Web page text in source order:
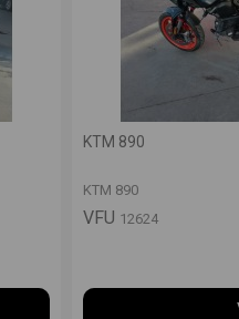
KTM 890
KTM 890
VFU 12624